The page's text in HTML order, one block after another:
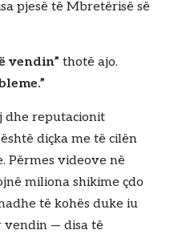
pjesë të Mbretërisë së
vendin” thotë ajo.
dhe reputacionit
diçka me të cilën
Përmes videove në
miliona shikime çdo
të kohës duke iu
— disa të